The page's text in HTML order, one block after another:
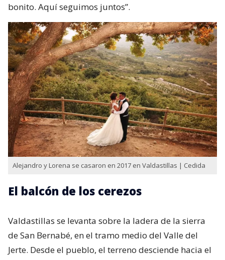
bonito. Aquí seguimos juntos”.
Alejandro y Lorena se casaron en 2017 en Valdastillas | Cedida
El balcón de los cerezos
Valdastillas se levanta sobre la ladera de la sierra
de San Bernabé, en el tramo medio del Valle del
Jerte. Desde el pueblo, el terreno desciende hacia el